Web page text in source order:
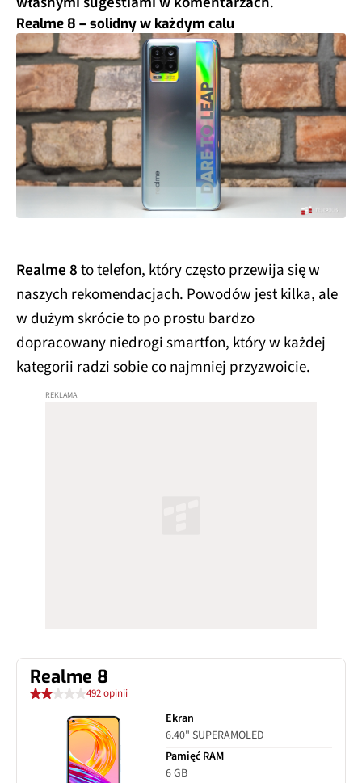
Realme 8 – solidny w każdym calu
Realme 8to telefon, który często przewija się w
naszych rekomendacjach. Powodów jest kilka, ale
w dużym skrócie to po prostu bardzo
dopracowany niedrogi smartfon, który w każdej
kategorii radzi sobie co najmniej przyzwoicie.
Realme 8
492 opinii
Ekran
6.40" SUPERAMOLED
Pamięć RAM
6 GB